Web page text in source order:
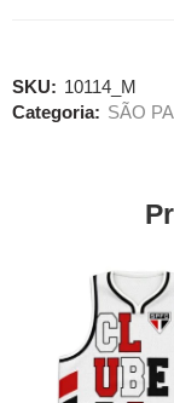
SKU: 10114_M
Categoria: SÃO